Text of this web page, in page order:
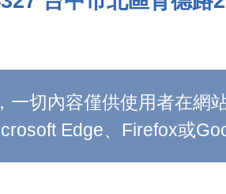
切內容僅供使用者在網
Edge、Firefox或